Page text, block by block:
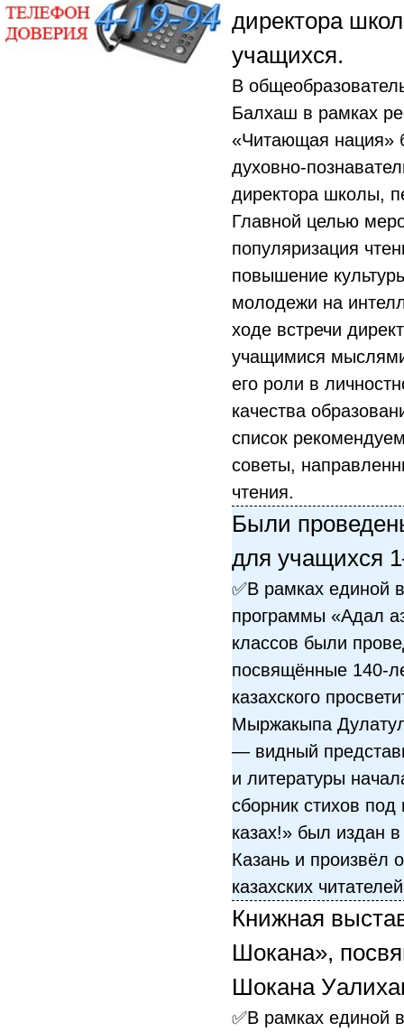
директора
учащихся.
В
Балхаш в рамках
«Читающая нация»
духовно-
директора школы,
Главной целью
популяризация
повышение
молодежи на
ходе встречи
учащимися мыслями
его роли в
качества
список
советы,
чтения.
Были
для учащихся
✅В рамках единой
программы «Адал
классов были
посвящённые 140-
казахского
Мыржакыпа
— видный
и литературы
сборник стихов
казах!» был издан
Казань и произвёл
казахских
Книжная
Шокана»,
Шокана
✅В рамках единой